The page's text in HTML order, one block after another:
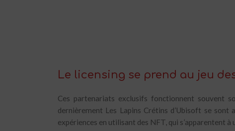
Le licensing se prend au jeu
Ces partenariats exclusifs fonctionnent souvent
dernièrement Les Lapins Crétins d’Ubisoft se
expériences en utilisant des NFT, qui s’apparentent à